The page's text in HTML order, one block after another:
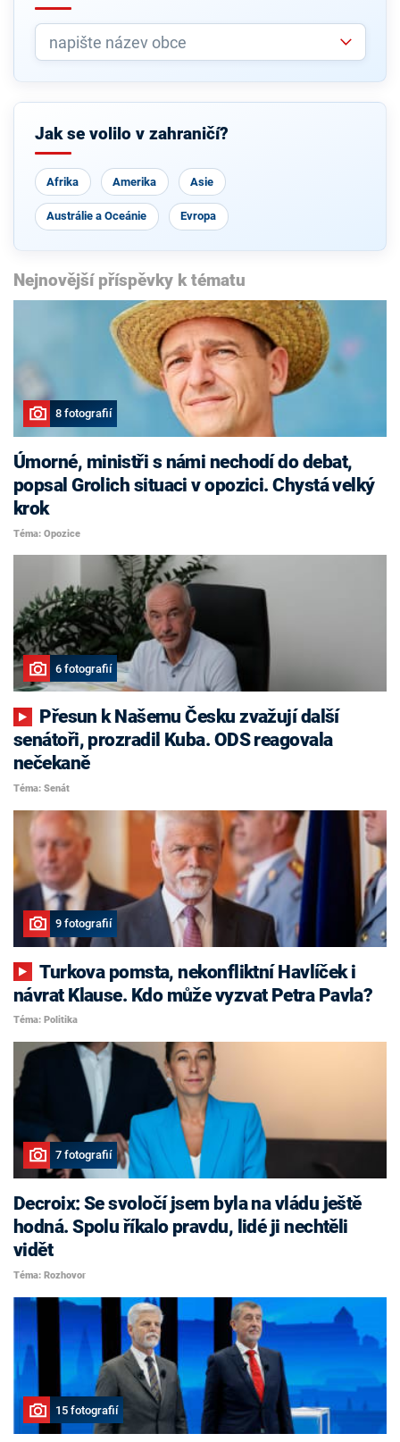
Jak se volilo v zahraničí?
Afrika Amerika Asie
Austrálie a Oceánie Evropa
Nejnovější příspěvky k tématu
8 fotografií
Úmorné, ministři s námi nechodí do debat,
popsal Grolich situaci v opozici. Chystá velký
krok
Téma: Opozice
6 fotografií
senátoři, prozradil Kuba. ODS reagovala
nečekaně
Téma: Senát
9 fotografií
Turkova pomsta, nekonfliktní Havlíček i
návrat Klause. Kdo může vyzvat Petra Pavla?
Téma: Politika
7 fotografií
Decroix: Se svoločí jsem byla na vládu ještě
hodná. Spolu říkalo pravdu, lidé ji nechtěli
vidět
Téma: Rozhovor
15 fotografií